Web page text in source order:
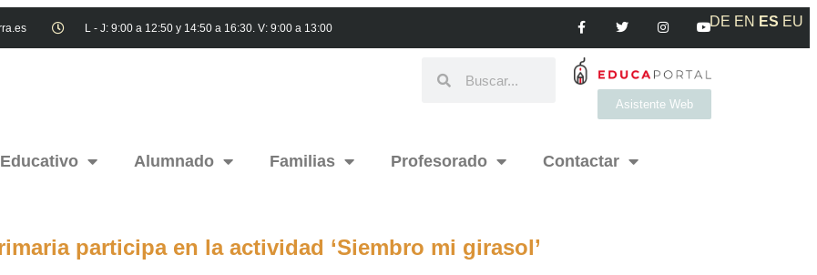
L - J: 9:00 a 12:50 y 14:50 a 16:30. V: 9:00 a 13:00
Asistente Web
Alumnado Familias Profesorado Contactar
participa en la actividad ‘Siembro mi girasol’
DE EN ES EU